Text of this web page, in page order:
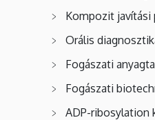
Kompozit
Orális
Fogászati
Fogászati
ADP-ribosylation